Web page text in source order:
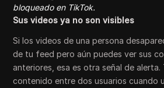
bloqueado en TikTok.
Sus videos ya no son visibles
Si los videos de una persona
de tu feed pero aún puedes ver sus
anteriores, esa es otra señal de
contenido entre dos usuarios cuando